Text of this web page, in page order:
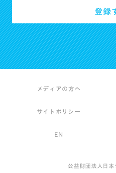
メディアの方へ
サイトポリシー
EN
公益財団法人日